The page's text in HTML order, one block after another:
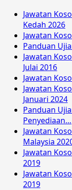
Jawatan
Kedah 2026
Jawatan
Panduan
Jawatan
Julai 2016
Jawatan
Jawatan
Januari 2024
Panduan
Penyediaan…
Jawatan
Malaysia
Jawatan
2019
Jawatan
2019